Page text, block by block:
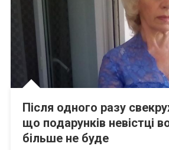
Після одного разу
що подарунків невістці
більше не буде